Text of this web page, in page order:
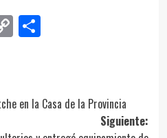
CopyCompartir
en la Casa de la Provincia
Siguiente: